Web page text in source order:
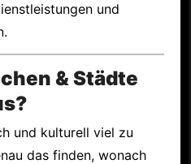
und
& Städte
und kulturell viel zu
das finden, wonach